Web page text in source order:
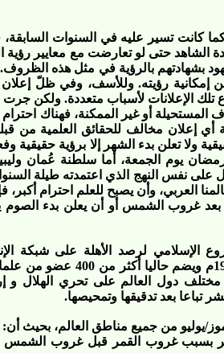
كانت تسير عليه في السنوات
الشاهد حتى لو تعارضت مع معايير رؤية
بشهادتهم بالرؤية في مثل هذه
رؤيته. وللأسف، وفي ظلّ إعلان
الإعلانات لأسباب متعددة. ولكن جرت
المستحيلة أو غير الممكنة، فهناك
أي إعلان مخالف للحقائق العلمية من
ولا تعلن بدء الشهر إلا برؤية حقيقية
يوم الجمعة، أما سلطنة عُمان
على نفس النهج الذي اعتمدته طيلة
العربي، وأن يصبح للعلم احترام أكبر،
بعد غروب الشمس أو أن يعلن بدء
الإسلامي لرصد الأهلة على شبكة
)، حيث أنشئ المشروع عام 1998م ويضم حاليا
دول العالم على تحري الهلال و
بعد تدقيقها وتمحيصها.
بسبب غروب القمر قبل غروب الشمس